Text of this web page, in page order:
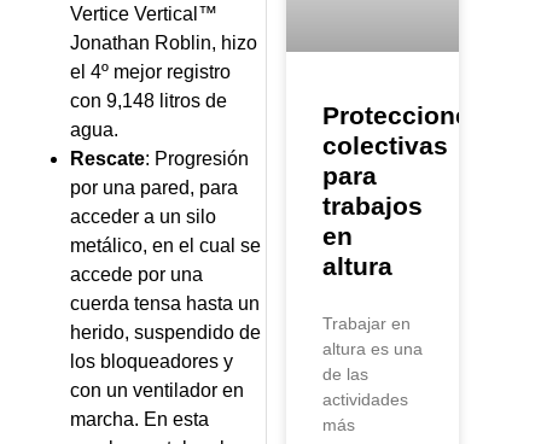
Vertice Vertical™
Jonathan Roblin, hizo
el 4º mejor registro
con 9,148 litros de
agua.
Rescate: Progresión
por una pared, para
acceder a un silo
metálico, en el cual se
accede por una
cuerda tensa hasta un
herido, suspendido de
los bloqueadores y
con un ventilador en
marcha. En esta
Protecciones
colectivas
para
trabajos
en
altura
Trabajar en
altura es una
de las
actividades
más